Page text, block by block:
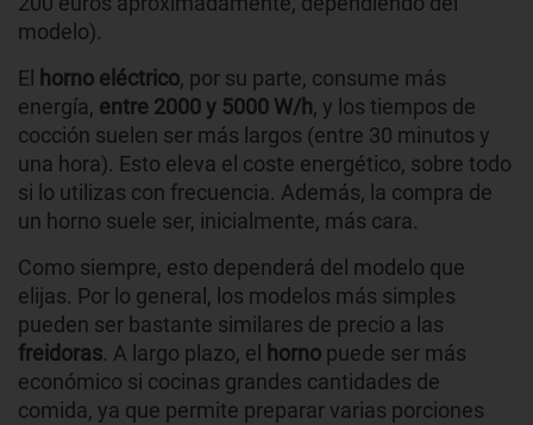
modelo).
El horno eléctrico, por su parte, consume más
energía, entre 2000 y 5000 W/h, y los tiempos de
cocción suelen ser más largos (entre 30 minutos y
una hora). Esto eleva el coste energético, sobre todo
si lo utilizas con frecuencia. Además, la compra de
un horno suele ser, inicialmente, más cara.
Como siempre, esto dependerá del modelo que
elijas. Por lo general, los modelos más simples
pueden ser bastante similares de precio a las
freidoras. A largo plazo, el horno puede ser más
económico si cocinas grandes cantidades de
comida, ya que permite preparar varias porciones